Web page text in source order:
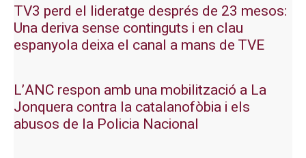
TV3 perd el lideratge després de 23 mesos:
Una deriva sense continguts i en clau
espanyola deixa el canal a mans de TVE
L’ANC respon amb una mobilització a La
Jonquera contra la catalanofòbia i els
abusos de la Policia Nacional